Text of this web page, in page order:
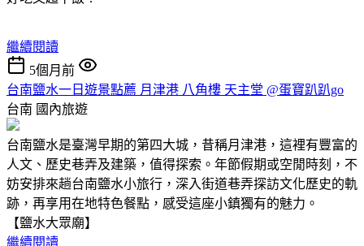
繼續閱讀
5個月前
台南鹽水一日遊景點薦 月津港 八角樓 天主堂 @蛋寶趴趴go
台南 國內旅遊
台南鹽水是臺灣早期的第四大城，昔稱月津港，這裡有豐富的
人文、歷史巷弄及建築，值得探索。年節假期或空閒時刻，不
妨安排來趟台南鹽水小旅行，深入街道巷弄探訪文化歷史的軌
跡，再享用在地特色餐點，感受這座小鎮獨有的魅力。
【鹽水大眾廟】
繼續閱讀